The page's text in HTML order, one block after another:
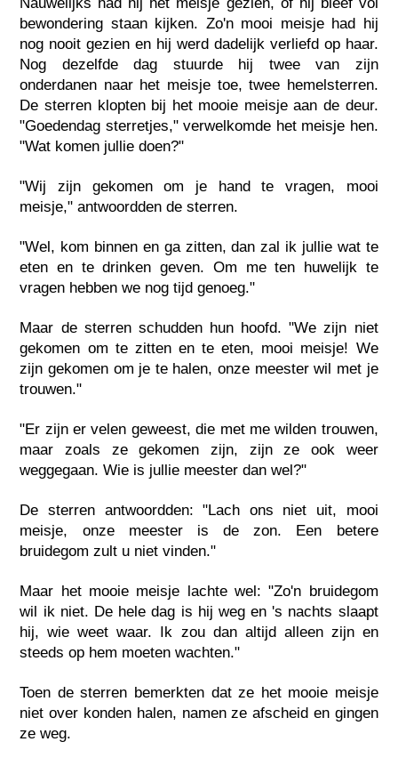
bewondering staan kijken. Zo'n mooi meisje had hij
nog nooit gezien en hij werd dadelijk verliefd op haar.
Nog dezelfde dag stuurde hij twee van zijn
onderdanen naar het meisje toe, twee hemelsterren.
De sterren klopten bij het mooie meisje aan de deur.
"Goedendag sterretjes," verwelkomde het meisje hen.
"Wat komen jullie doen?"
"Wij zijn gekomen om je hand te vragen, mooi
meisje," antwoordden de sterren.
"Wel, kom binnen en ga zitten, dan zal ik jullie wat te
eten en te drinken geven. Om me ten huwelijk te
vragen hebben we nog tijd genoeg."
Maar de sterren schudden hun hoofd. "We zijn niet
gekomen om te zitten en te eten, mooi meisje! We
zijn gekomen om je te halen, onze meester wil met je
trouwen."
"Er zijn er velen geweest, die met me wilden trouwen,
maar zoals ze gekomen zijn, zijn ze ook weer
weggegaan. Wie is jullie meester dan wel?"
De sterren antwoordden: "Lach ons niet uit, mooi
meisje, onze meester is de zon. Een betere
bruidegom zult u niet vinden."
Maar het mooie meisje lachte wel: "Zo'n bruidegom
wil ik niet. De hele dag is hij weg en 's nachts slaapt
hij, wie weet waar. Ik zou dan altijd alleen zijn en
steeds op hem moeten wachten."
Toen de sterren bemerkten dat ze het mooie meisje
niet over konden halen, namen ze afscheid en gingen
ze weg.